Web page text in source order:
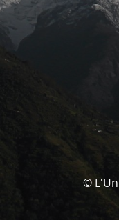
©